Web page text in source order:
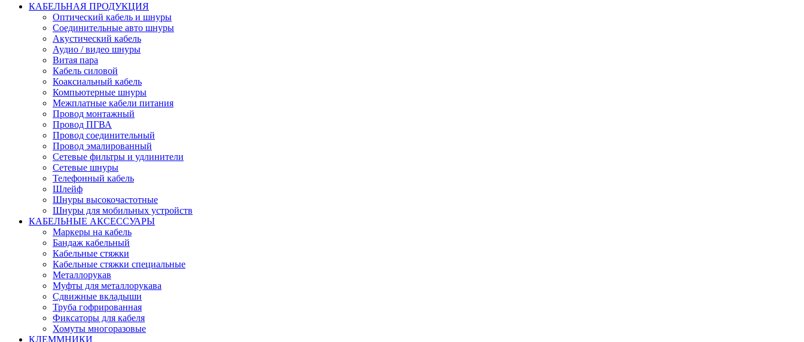
КАБЕЛЬНАЯ ПРОДУКЦИЯ
Оптический кабель и шнуры
Соединительные авто шнуры
Акустический кабель
Аудио / видео шнуры
Витая пара
Кабель силовой
Коаксиальный кабель
Компьютерные шнуры
Межплатные кабели питания
Провод монтажный
Провод ПГВА
Провод соединительный
Провод эмалированный
Сетевые фильтры и удлинители
Сетевые шнуры
Телефонный кабель
Шлейф
Шнуры высокочастотные
Шнуры для мобильных устройств
КАБЕЛЬНЫЕ АКСЕССУАРЫ
Маркеры на кабель
Бандаж кабельный
Кабельные стяжки
Кабельные стяжки специальные
Металлорукав
Муфты для металлорукава
Сдвижные вкладыши
Труба гофрированная
Фиксаторы для кабеля
Хомуты многоразовые
КЛЕММНИКИ